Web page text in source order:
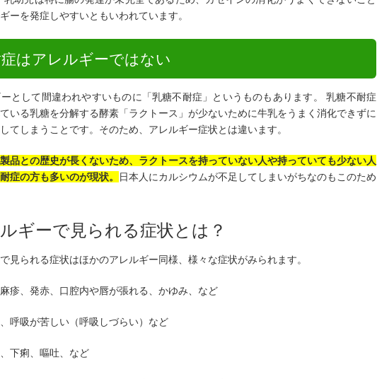
ーを発症しやすいともいわれています。
はアレルギーではない
として間違われやすいものに「乳糖不耐症」というものもあります。 乳糖不耐症
いる乳糖を分解する酵素「ラクトース」が少ないために牛乳をうまく消化できずに
てしまうことです。そのため、アレルギー症状とは違います。
品との歴史が長くないため、ラクトースを持っていない人や持っていても少ない人
症の方も多いのが現状。
日本人にカルシウムが不足してしまいがちなのもこのため
ギーで見られる症状とは？
見られる症状はほかのアレルギー同様、様々な症状がみられます。
疹、発赤、口腔内や唇が張れる、かゆみ、など
呼吸が苦しい（呼吸しづらい）など
下痢、嘔吐、など